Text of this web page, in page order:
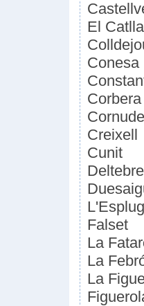
El
Conesa
Creixell
Cunit
Deltebre
Falset
La
La
La